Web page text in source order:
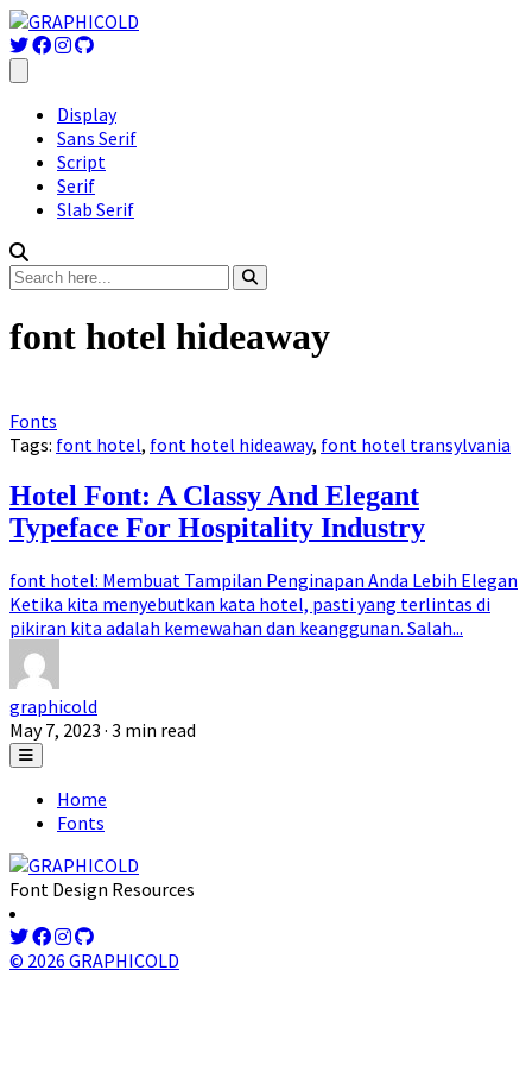
Display
Sans Serif
Script
Serif
Slab Serif
font hotel hideaway
Fonts
Tags: font hotel, font hotel hideaway, font hotel transylvania
Hotel Font: A Classy And Elegant
Typeface For Hospitality Industry
font hotel: Membuat Tampilan Penginapan Anda Lebih Elegan
Ketika kita menyebutkan kata hotel, pasti yang terlintas di
pikiran kita adalah kemewahan dan keanggunan. Salah...
graphicold
May 7, 2023 · 3 min read
Home
Fonts
Font Design Resources
© 2026 GRAPHICOLD